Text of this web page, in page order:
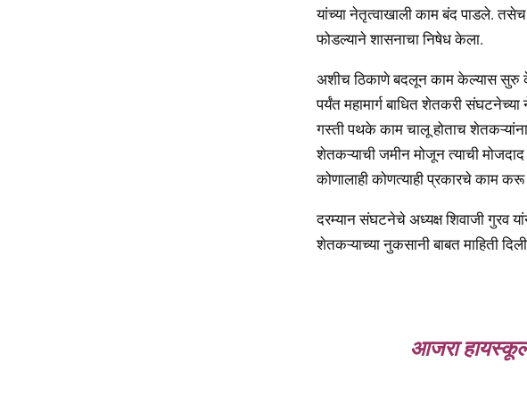
यांच्या नेतृत्वाखाली काम बंद पाडले. तसेच
फोडल्याने शासनाचा निषेध केला.
अशीच ठिकाणे बदलून काम केल्यास सुरु
पर्यंत महामार्ग बाधित शेतकरी
गस्ती पथके काम चालू होताच
शेतकऱ्याची जमीन मोजून त्याची
कोणालाही कोणत्याही प्रकारचे काम
दरम्यान संघटनेचे अध्यक्ष शिवाजी गुरव
शेतकऱ्याच्या नुकसानी बाबत माहिती
आजरा